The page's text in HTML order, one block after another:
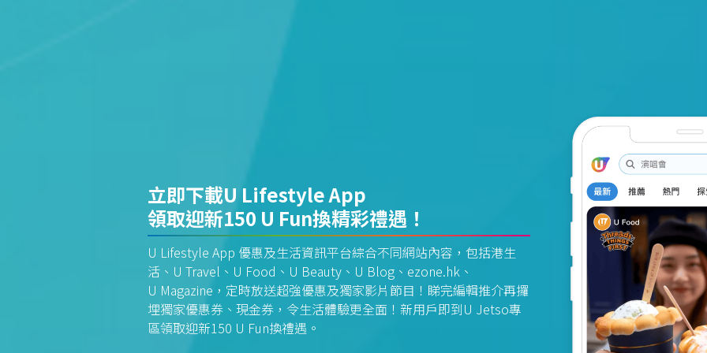
立即下載U Lifestyle App
領取迎新150 U Fun換精彩禮遇！
U Lifestyle App 優惠及生活資訊平台綜合不同網站內容，包括港生
活、U Travel、U Food、U Beauty、U Blog、ezone.hk、
U Magazine，定時放送超強優惠及獨家影片節目！睇完編輯推介再攞
埋獨家優惠券、現金券，令生活體驗更全面！新用戶即到U Jetso專
區領取迎新150 U Fun換禮遇。